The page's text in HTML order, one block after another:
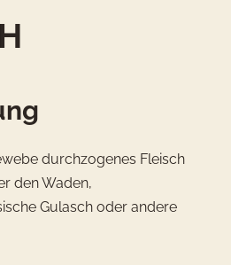
durchzogenes Fleisch
den Waden,
Gulasch oder andere